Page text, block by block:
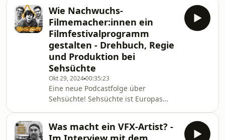
Studierende der Filmuni aus d
Virtual Productions“ an der
Filmuniversität Babelsberg KONRAD
WOLF, tauchen wir tiefer in seine
Visionen für den neuen Studiengang
ein. Unser Moderator Pascal spricht
mit ihm darüber, wie er die
Ausbildung in diesem innovativen
Feld gestalten will und welche
Unterstüt
Wie Nachwuchs-
Filmemacher:innen ein
Filmfestivalprogramm
gestalten - Drehbuch, Regie
und Produktion bei
Sehsüchte
Okt 29, 202400:35:23
Eine neue Podcastfolge über
Sehsüchte! Sehsüchte ist Europas
Studierenden der
Was macht ein VFX-Artist? -